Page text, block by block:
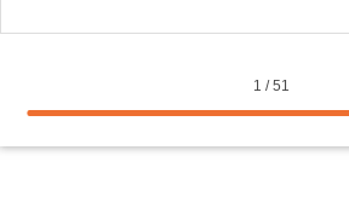
1 /51